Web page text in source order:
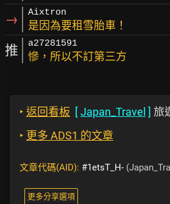
→ Aixtron
是因為要租雪胎車！
推 a27281591
慘，所以不訂第三方
‣ 返回看板 [Japan_Travel ] 旅
‣ 更多 ADS1 的文章
文章代碼(AID): #1etsT_H-
更多分享選項